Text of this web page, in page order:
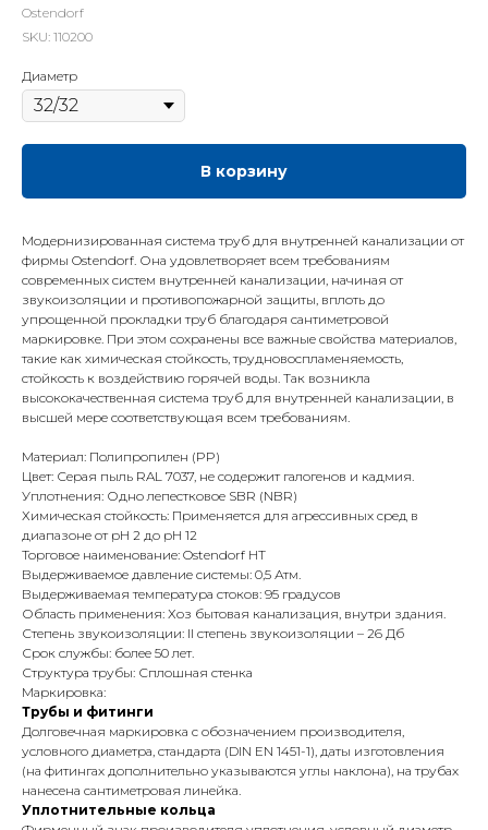
Ostendorf
SKU: 110200
Диаметр
В корзину
Модернизированная система труб для внутренней канализации от
фирмы Ostendorf. Она удовлетворяет всем требованиям
современных систем внутренней канализации, начиная от
звукоизоляции и противопожарной защиты, вплоть до
упрощенной прокладки труб благодаря сантиметровой
маркировке. При этом сохранены все важные свойства материалов,
такие как химическая стойкость, трудновоспламеняемость,
стойкость к воздействию горячей воды. Так возникла
высококачественная система труб для внутренней канализации, в
высшей мере соответствующая всем требованиям.
Материал: Полипропилен (PP)
Цвет: Серая пыль RAL 7037, не содержит галогенов и кадмия.
Уплотнения: Одно лепестковое SBR (NBR)
Химическая стойкость: Применяется для агрессивных сред в
диапазоне от pH 2 до pH 12
Торговое наименование: Ostendorf HT
Выдерживаемое давление системы: 0,5 Атм.
Выдерживаемая температура стоков: 95 градусов
Область применения: Хоз бытовая канализация, внутри здания.
Степень звукоизоляции: II степень звукоизоляции – 26 Дб
Срок службы: более 50 лет.
Структура трубы: Сплошная стенка
Маркировка:
Трубы и фитинги
Долговечная маркировка с обозначением производителя,
условного диаметра, стандарта (DIN EN 1451-1), даты изготовления
(на фитингах дополнительно указываются углы наклона), на трубах
нанесена сантиметровая линейка.
Уплотнительные кольца